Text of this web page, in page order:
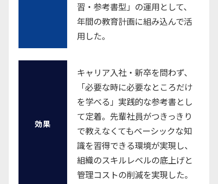
習・参考書型」の運用として、
年間の教育計画に組み込んで活
用した。
効果
キャリア入社・新卒を問わず、
「必要な時に必要なところだけ
を学べる」実践的な参考書とし
て定着。先輩社員がつきっきり
で教えなくてもベーシックな知
識を習得できる環境が実現し、
組織のスキルレベルの底上げと
管理コストの削減を実現した。